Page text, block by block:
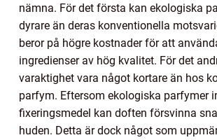
nämna. För det första kan ekologiska
dyrare än deras konventionella
beror på högre kostnader för att
ingredienser av hög kvalitet. För det
varaktighet vara något kortare än hos
parfym. Eftersom ekologiska parfymer
fixeringsmedel kan doften försvinna
huden. Detta är dock något som